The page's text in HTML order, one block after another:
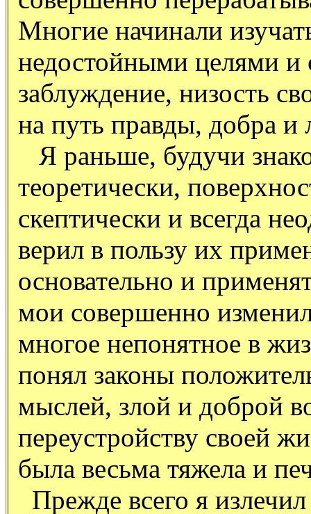
Многие начинали
недостойными целями и
заблуждение, низость
на путь правды, добра и
Я раньше, будучи
теоретически,
скептически и всегда
верил в пользу их
основательно и
мои совершенно
многое непонятное в
понял законы
мыслей, злой и доброй
переустройству своей
была весьма тяжела и
Прежде всего я